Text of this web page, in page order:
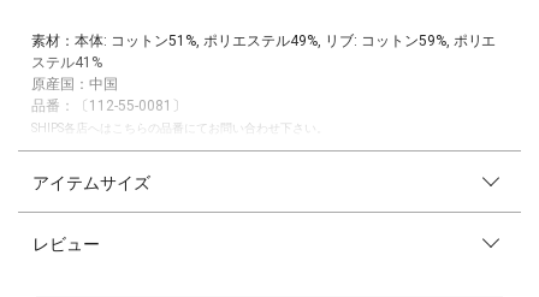
素材：本体: コットン51%, ポリエステル49%, リブ: コットン59%, ポリエ
ステル41%
原産国：中国
品番：〔112-55-0081〕
SHIPS各店へはこちらの品番にてお問い合わせ下さい。
材を使用。
アイテムサイズ
レビュー